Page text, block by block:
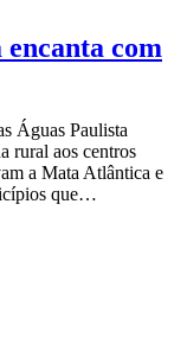
com
Águas Paulista
rural aos centros
a Mata Atlântica e
que…